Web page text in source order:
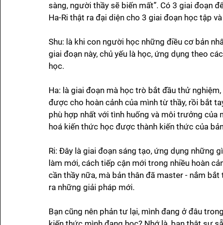
sàng, người thầy sẽ biến mất”. Có 3 giai đoạn
Ha-Ri thật ra đại diện cho 3 giai đoạn học tập
Shu: là khi con người học những điều cơ bản
giai đoạn này, chủ yếu là học, ứng dụng theo
học.
Ha: là giai đoạn mà học trò bắt đầu thử
được cho hoàn cảnh của mình từ thầy, rồi bắt
phù hợp nhất với tình huống và môi trưởng của
hoá kiến thức học được thành kiến thức của
Ri: Đây là giai đoạn sáng tạo, ứng dụng những
làm mới, cách tiếp cận mới trong nhiều hoàn
cần thầy nữa, mà bản thân đã master - nắm
ra những giải pháp mới.
Bạn cũng nên phản tư lại, mình đang ở đâu